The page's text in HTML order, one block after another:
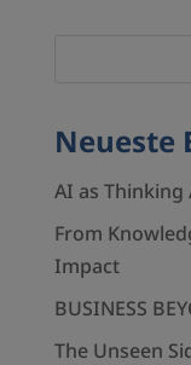
Neueste
AI as
From
Impact
BUSINESS
The Unseen